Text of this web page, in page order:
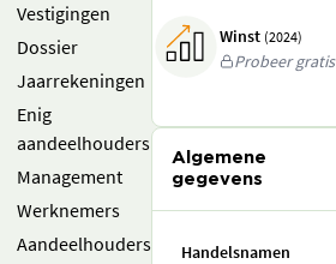
Vestigingen
Dossier
Jaarrekeningen
Enig
aandeelhouders
Management
Werknemers
Aandeelhouders
Winst (2024)
Probeer gratis
Algemene
gegevens
Handelsnamen